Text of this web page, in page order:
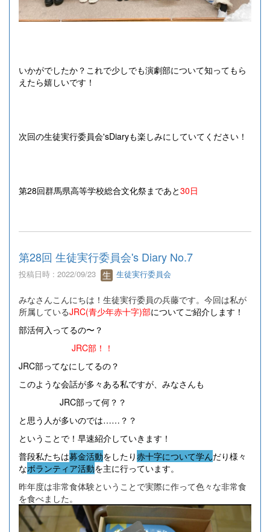
いかがでしたか？これで少しでも演劇部について知ってもら
えたら嬉しいです！
次回の生徒実行委員会'sDiaryも楽しみにしていてください！
第28回群馬県高等学校総合文化祭まであと30日
第28回 生徒実行委員会's Diary No.7
投稿日時 : 2022/09/23 生徒実行委員会
みなさんこんにちは！生徒実行委員の兵藤です。今回は私が
所属しているJRC(青少年赤十字)部についてご紹介します！
部活何入ってるの〜？
JRC部！！
JRC部ってなにしてるの？
このような会話が多々ある私ですが、みなさんも
JRC部って何？？
と思う人が多いのでは……？？
ということで！早速紹介していきます！
普段私たちは募金活動をしたり赤十字について学んだり様々
なボランティア活動を主に行っています。
昨年度は非常食体験ということで実際に作って色々な非常食
を食べました。